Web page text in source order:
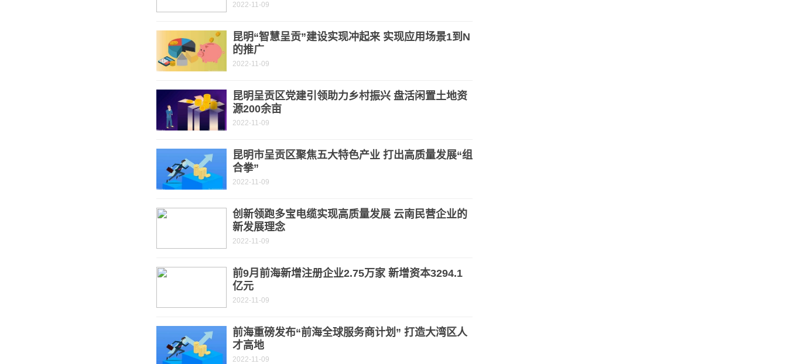
2022-11-09
昆明“智慧呈贡”建设实现冲起来 实现应用场景1到N
的推广
2022-11-09
昆明呈贡区党建引领助力乡村振兴 盘活闲置土地资
源200余亩
2022-11-09
昆明市呈贡区聚焦五大特色产业 打出高质量发展“组
合拳”
2022-11-09
创新领跑多宝电缆实现高质量发展 云南民营企业的
新发展理念
2022-11-09
前9月前海新增注册企业2.75万家 新增资本3294.1
亿元
2022-11-09
前海重磅发布“前海全球服务商计划” 打造大湾区人
才高地
2022-11-09